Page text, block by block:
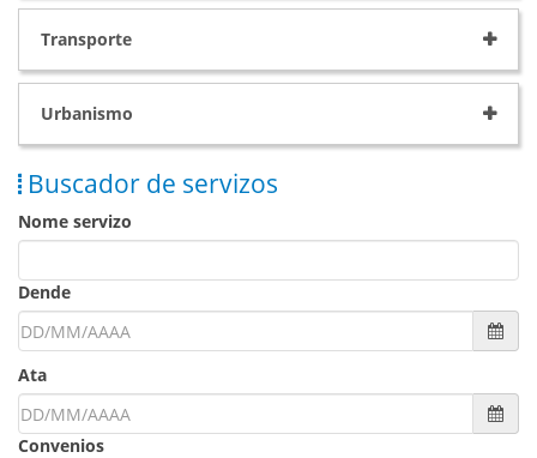
Transporte
Urbanismo
Buscador de servizos
Nome servizo
Dende
Ata
Convenios